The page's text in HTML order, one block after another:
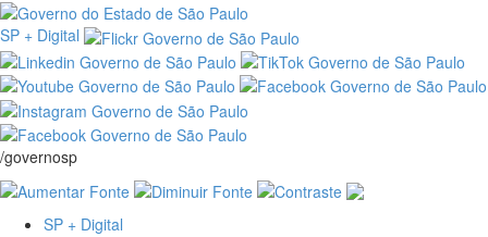
SP + Digital
/governosp
SP + Digital